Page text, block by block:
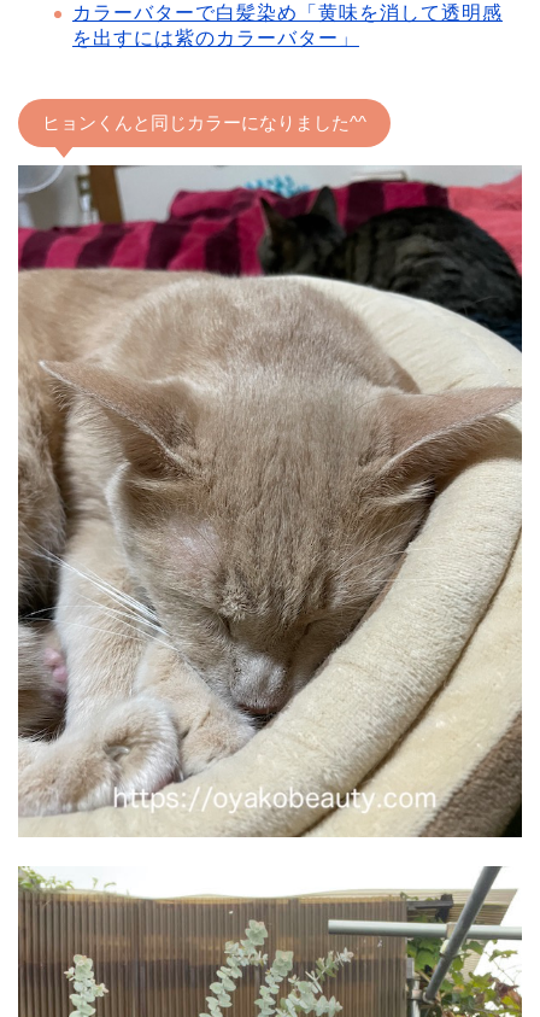
カラーバターで白髪染め「黄味を消して透明感
を出すには紫のカラーバター」
ヒョンくんと同じカラーになりました^^